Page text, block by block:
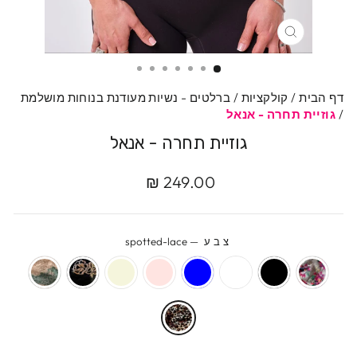
סגרי
דף הבית / קולקציות / ברלטים - נשיות מעודנת בנוחות מושלמת
/ גוזיית תחרה - אנאל
גוזיית תחרה - אנאל
מחיר
מחיר
249.00 ₪
צבע —
spotted-lace